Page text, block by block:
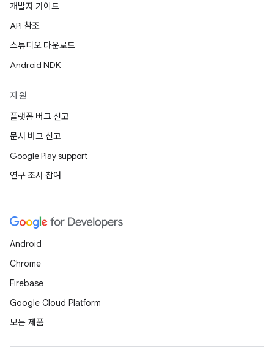
개발자 가이드
API 참조
스튜디오 다운로드
Android NDK
지원
플랫폼 버그 신고
문서 버그 신고
Google Play support
연구 조사 참여
Android
Chrome
Firebase
Google Cloud Platform
모든 제품